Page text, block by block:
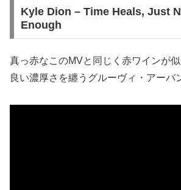
Kyle Dion – Time Heals, Just
Enough
真っ赤なこのMVと同じく赤ワインが
良い濃厚さを纏うグルーヴィ・アーバ